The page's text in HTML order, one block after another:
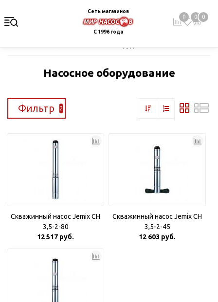
Сеть магазинов
С 1996 года
0 0 0
Насосное оборудование
Фильтр 2
Скважинный насос Jemix CH
3,5-2-80
12 517 руб.
Скважинный насос Jemix CH
3,5-2-45
12 603 руб.